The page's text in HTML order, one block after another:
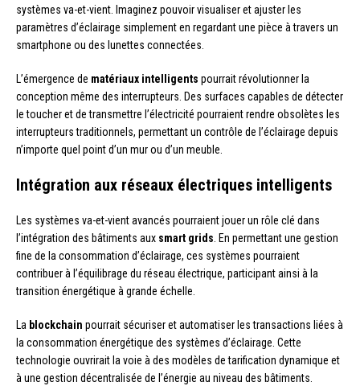
systèmes va-et-vient. Imaginez pouvoir visualiser et ajuster les
paramètres d’éclairage simplement en regardant une pièce à travers un
smartphone ou des lunettes connectées.
L’émergence de matériaux intelligents pourrait révolutionner la
conception même des interrupteurs. Des surfaces capables de détecter
le toucher et de transmettre l’électricité pourraient rendre obsolètes les
interrupteurs traditionnels, permettant un contrôle de l’éclairage depuis
n’importe quel point d’un mur ou d’un meuble.
Intégration aux réseaux électriques intelligents
Les systèmes va-et-vient avancés pourraient jouer un rôle clé dans
l’intégration des bâtiments aux smart grids. En permettant une gestion
fine de la consommation d’éclairage, ces systèmes pourraient
contribuer à l’équilibrage du réseau électrique, participant ainsi à la
transition énergétique à grande échelle.
La blockchain pourrait sécuriser et automatiser les transactions liées à
la consommation énergétique des systèmes d’éclairage. Cette
technologie ouvrirait la voie à des modèles de tarification dynamique et
à une gestion décentralisée de l’énergie au niveau des bâtiments.